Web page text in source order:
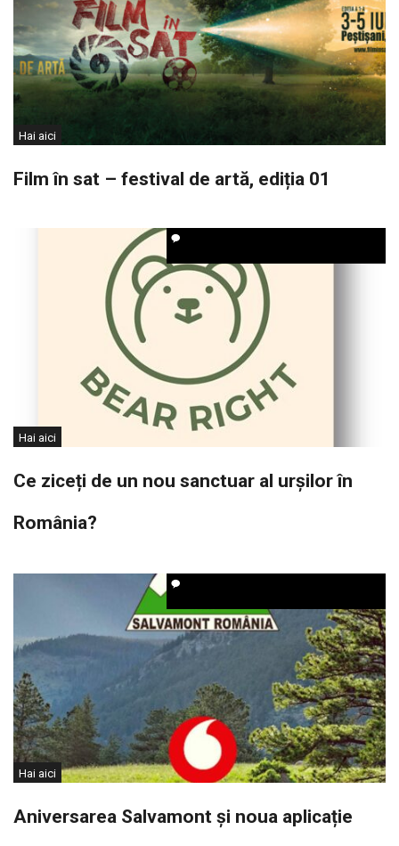
Hai aici
Film în sat – festival de artă, ediția 01
Hai aici
Ce ziceți de un nou sanctuar al urșilor în
România?
Hai aici
Aniversarea Salvamont și noua aplicație